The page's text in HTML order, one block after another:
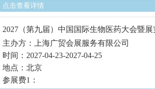
点击查看详情
2027（第九届）中国国际生物医药大会暨展
主办方：上海广贸会展服务有限公司
时间：2027-04-23-2027-04-25
地点：北京
参展费1：